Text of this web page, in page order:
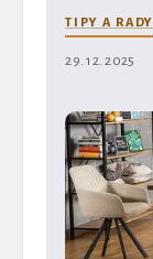
TIPY A RADY
29. 12. 2025